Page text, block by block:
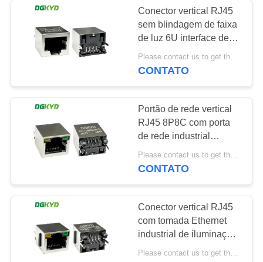
RJ45 com
transformador
64
RJ45 SMD
39
Conector vertical RJ45
sem blindagem de faixa
de luz 6U interface de
pin plano
CONTATO
Portão de rede vertical
RJ45 8P8C com porta
de rede industrial
blindada
Please contact us to get the latest price. MOQ:1 peça
CONTATO
Conector vertical RJ45
com tomada Ethernet
industrial de iluminação
e blindagem
Please contact us to get the latest price. MOQ:1 peça